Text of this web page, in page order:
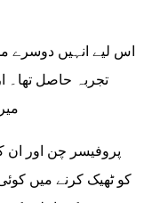
اس لیے انہیں دوسرے
تجربہ حاصل تھا۔
پروفیسر چن اور
کو ٹھیک کرنے میں